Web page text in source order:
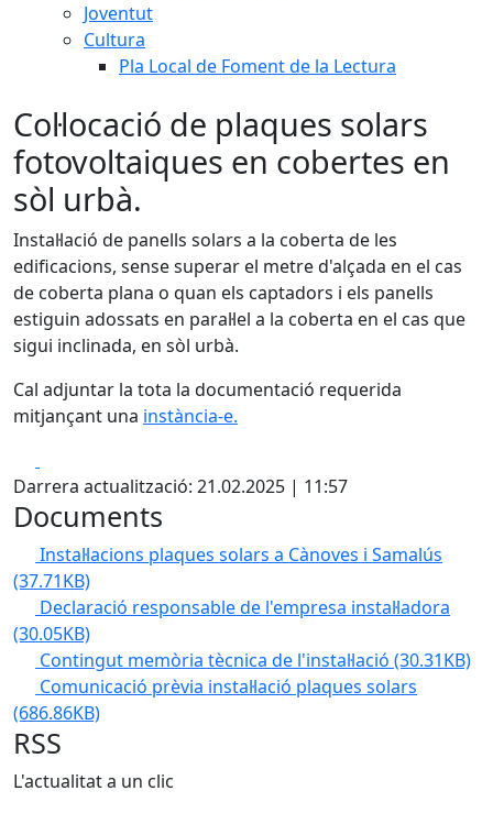
Joventut
Cultura
Pla Local de Foment de la Lectura
Col·locació de plaques solars
fotovoltaiques en cobertes en
sòl urbà.
Instal·lació de panells solars a la coberta de les
edificacions, sense superar el metre d'alçada en el cas
de coberta plana o quan els captadors i els panells
estiguin adossats en paral·lel a la coberta en el cas que
sigui inclinada, en sòl urbà.
Cal adjuntar la tota la documentació requerida
mitjançant una instància-e.
Darrera actualització: 21.02.2025 | 11:57
Documents
Instal·lacions plaques solars a Cànoves i Samalús
(37.71KB)
Declaració responsable de l'empresa instal·ladora
(30.05KB)
Contingut memòria tècnica de l'instal·lació (30.31KB)
Comunicació prèvia instal·lació plaques solars
(686.86KB)
RSS
L'actualitat a un clic